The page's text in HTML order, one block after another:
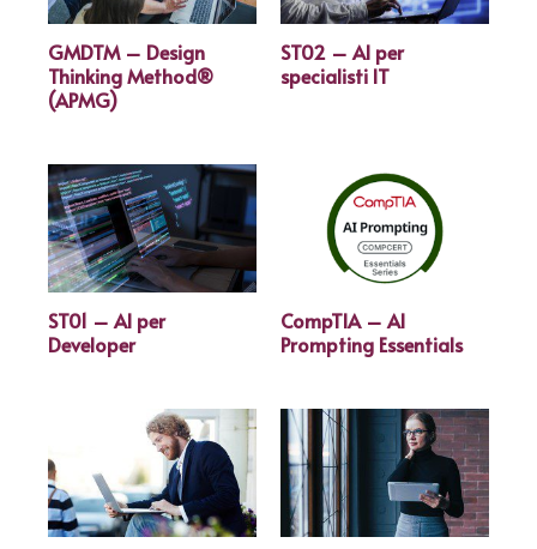
GMDTM – Design
Thinking Method®
(APMG)
ST02 – AI per
specialisti IT
ST01 – AI per
Developer
CompTIA – AI
Prompting Essentials